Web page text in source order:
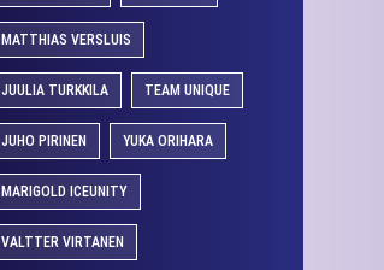
MATTHIAS VERSLUIS
JUULIA TURKKILA TEAM UNIQUE
JUHO PIRINEN YUKA ORIHARA
MARIGOLD ICEUNITY
VALTTER VIRTANEN